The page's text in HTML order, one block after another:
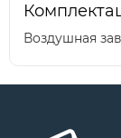
Воздушная